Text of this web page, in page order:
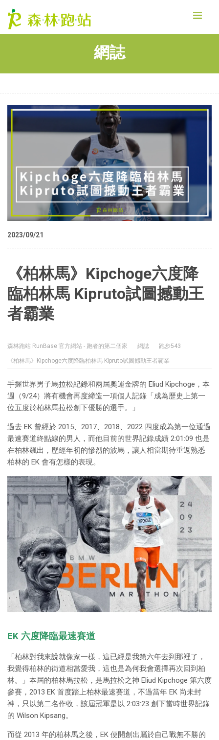
網誌
2023/09/21
《柏林馬》Kipchoge六度降
臨柏林馬 Kipruto試圖撼動王
者霸業
森林跑站 RunBase 官方網站 - 跑者的第二個家 網誌 跑步543
《柏林馬》Kipchoge六度降臨柏林馬 Kipruto試圖撼動王者霸業
手握世界男子馬拉松紀錄和兩屆奧運金牌的 Eliud Kipchoge，本
週（9/24）將有機會再度締造一項個人記錄「成為歷史上第一
位五度於柏林馬拉松創下優勝的選手。」
過去 EK 曾經於 2015、2017、2018、2022 四度成為第一位通過
最速賽道終點線的男人，而他目前的世界記錄成績 2:01:09 也是
在柏林飆出，歷經年初的慘烈的波馬，讓人相當期待重返熟悉
柏林的 EK 會有怎樣的表現。
EK 六度降臨最速賽道
「柏林對我來說就像家一樣，這已經是我第六年去到那裡了，
我覺得柏林的街道相當愛我，這也是為何我會選擇再次回到柏
林。」本屆的柏林馬拉松，是馬拉松之神 Eliud Kipchoge 第六度
參賽，2013 EK 首度踏上柏林最速賽道，不過當年 EK 尚未封
神，只以第二名作收，該屆冠軍是以 2:03:23 創下當時世界記錄
的 Wilson Kipsang。
而從 2013 年的柏林馬之後，EK 便開創出屬於自己戰無不勝的